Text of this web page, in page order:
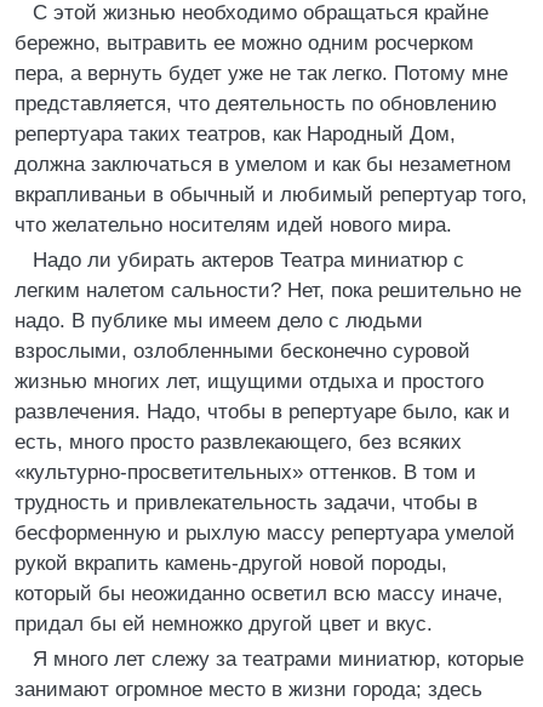
С этой жизнью необходимо обращаться крайне
бережно, вытравить ее можно одним росчерком
пера, а вернуть будет уже не так легко. Потому мне
представляется, что деятельность по обновлению
репертуара таких театров, как Народный Дом,
должна заключаться в умелом и как бы незаметном
вкрапливаньи в обычный и любимый репертуар того,
что желательно носителям идей нового мира.
Надо ли убирать актеров Театра миниатюр с
легким налетом сальности? Нет, пока решительно не
надо. В публике мы имеем дело с людьми
взрослыми, озлобленными бесконечно суровой
жизнью многих лет, ищущими отдыха и простого
развлечения. Надо, чтобы в репертуаре было, как и
есть, много просто развлекающего, без всяких
«культурно-просветительных» оттенков. В том и
трудность и привлекательность задачи, чтобы в
бесформенную и рыхлую массу репертуара умелой
рукой вкрапить камень-другой новой породы,
который бы неожиданно осветил всю массу иначе,
придал бы ей немножко другой цвет и вкус.
Я много лет слежу за театрами миниатюр, которые
занимают огромное место в жизни города; здесь